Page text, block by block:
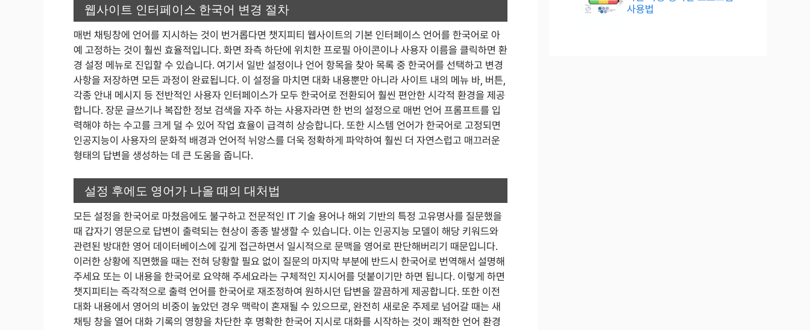
웹사이트 인터페이스 한국어 변경 절차
매번 채팅창에 언어를 지시하는 것이 번거롭다면 챗지피티 웹사이트의 기본 인터페이스 언어를 한국어로 아
예 고정하는 것이 훨씬 효율적입니다. 화면 좌측 하단에 위치한 프로필 아이콘이나 사용자 이름을 클릭하면 환
경 설정 메뉴로 진입할 수 있습니다. 여기서 일반 설정이나 언어 항목을 찾아 목록 중 한국어를 선택하고 변경
사항을 저장하면 모든 과정이 완료됩니다. 이 설정을 마치면 대화 내용뿐만 아니라 사이트 내의 메뉴 바, 버튼,
각종 안내 메시지 등 전반적인 사용자 인터페이스가 모두 한국어로 전환되어 훨씬 편안한 시각적 환경을 제공
합니다. 장문 글쓰기나 복잡한 정보 검색을 자주 하는 사용자라면 한 번의 설정으로 매번 언어 프롬프트를 입
력해야 하는 수고를 크게 덜 수 있어 작업 효율이 급격히 상승합니다. 또한 시스템 언어가 한국어로 고정되면
인공지능이 사용자의 문화적 배경과 언어적 뉘앙스를 더욱 정확하게 파악하여 훨씬 더 자연스럽고 매끄러운
형태의 답변을 생성하는 데 큰 도움을 줍니다.
설정 후에도 영어가 나올 때의 대처법
모든 설정을 한국어로 마쳤음에도 불구하고 전문적인 IT 기술 용어나 해외 기반의 특정 고유명사를 질문했을
때 갑자기 영문으로 답변이 출력되는 현상이 종종 발생할 수 있습니다. 이는 인공지능 모델이 해당 키워드와
관련된 방대한 영어 데이터베이스에 깊게 접근하면서 일시적으로 문맥을 영어로 판단해버리기 때문입니다.
이러한 상황에 직면했을 때는 전혀 당황할 필요 없이 질문의 마지막 부분에 반드시 한국어로 번역해서 설명해
주세요 또는 이 내용을 한국어로 요약해 주세요라는 구체적인 지시어를 덧붙이기만 하면 됩니다. 이렇게 하면
챗지피티는 즉각적으로 출력 언어를 한국어로 재조정하여 원하시던 답변을 깔끔하게 제공합니다. 또한 이전
대화 내용에서 영어의 비중이 높았던 경우 맥락이 혼재될 수 있으므로, 완전히 새로운 주제로 넘어갈 때는 새
채팅 창을 열어 대화 기록의 영향을 차단한 후 명확한 한국어 지시로 대화를 시작하는 것이 쾌적한 언어 환경
사용법